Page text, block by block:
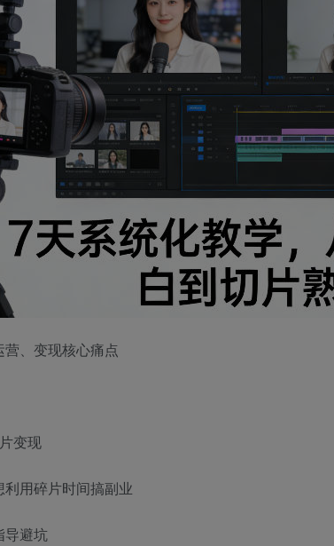
、变现核心痛点
变现
用碎片时间搞副业
导避坑